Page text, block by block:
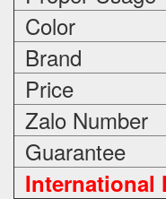
Color
Brand
Price
Zalo Number
Guarantee
International